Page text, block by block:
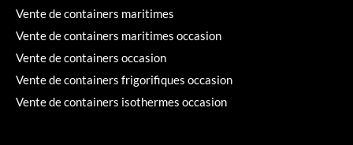
Vente de containers maritimes
Vente de containers maritimes occasion
Vente de containers occasion
Vente de containers frigorifiques occasion
Vente de containers isothermes occasion